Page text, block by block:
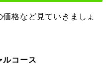
格など見ていきましょ
ルコース